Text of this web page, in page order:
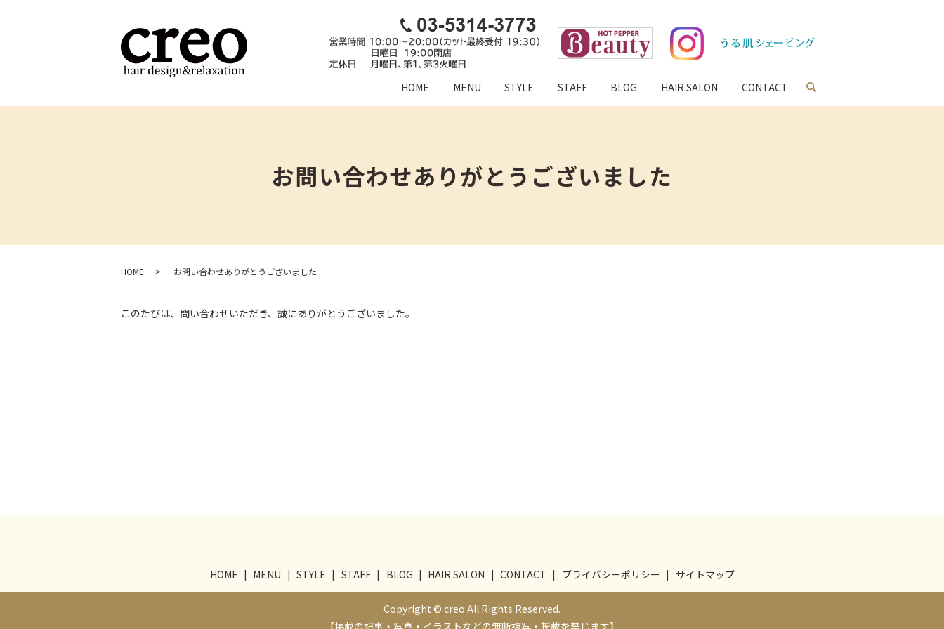
HOME MENU STYLE STAFF BLOG HAIR SALON CONTACT search
お問い合わせありがとうございました
HOME お問い合わせありがとうございました
このたびは、問い合わせいただき、誠にありがとうございました。
HOME MENU STYLE STAFF BLOG HAIR SALON CONTACT プライバシーポリシー サイトマップ
Copyright © creo All Rights Reserved.